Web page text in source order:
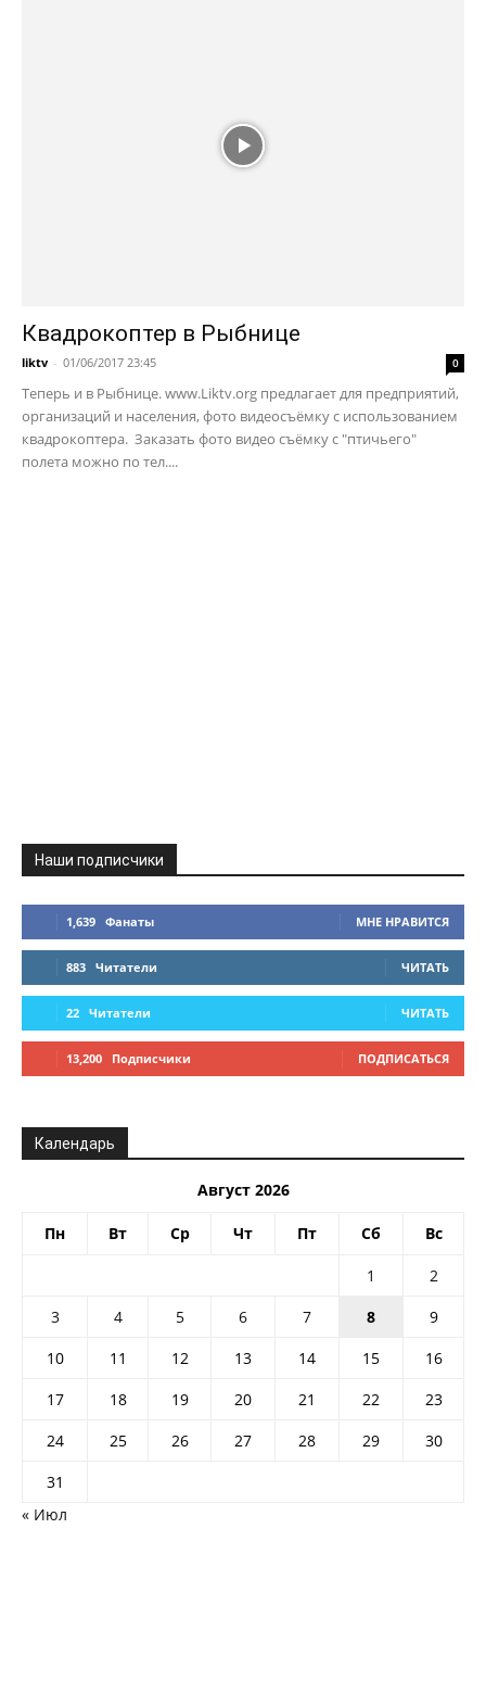
Квадрокоптер в Рыбнице
liktv - 01/06/2017 23:45 0
Теперь и в Рыбнице. www.Liktv.org предлагает для предприятий,
организаций и населения, фото видеосъёмку с использованием
квадрокоптера. Заказать фото видео съёмку с "птичьего"
полета можно по тел....
Наши подписчики
1,639 Фанаты МНЕ НРАВИТСЯ
883 Читатели ЧИТАТЬ
22 Читатели ЧИТАТЬ
13,200 Подписчики ПОДПИСАТЬСЯ
Календарь
Август 2026
Пн Вт Ср Чт Пт Сб Вс
1
2
3
4 5 6 7 8
9
10
11 12 13 14 15
16
17
18 19 20 21 22
23
24
25 26 27 28 29
30
31
« Июл